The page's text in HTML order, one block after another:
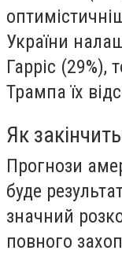
України
Гарріс (29%),
Трампа їх
Як
Прогнози
буде
значний
повного